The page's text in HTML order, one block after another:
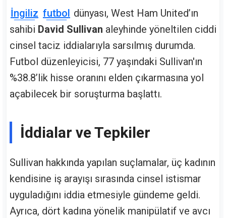
İngiliz futbol dünyası, West Ham United’ın
sahibi David Sullivan aleyhinde yöneltilen ciddi
cinsel taciz iddialarıyla sarsılmış durumda.
Futbol düzenleyicisi, 77 yaşındaki Sullivan'ın
%38.8’lik hisse oranını elden çıkarmasına yol
açabilecek bir soruşturma başlattı.
İddialar ve Tepkiler
Sullivan hakkında yapılan suçlamalar, üç kadının
kendisine iş arayışı sırasında cinsel istismar
uyguladığını iddia etmesiyle gündeme geldi.
Ayrıca, dört kadına yönelik manipülatif ve avcı